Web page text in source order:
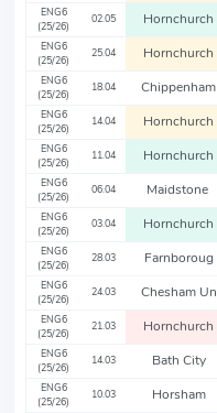
ENG6
(25/26)
02.05 Hornchurch
ENG6
(25/26)
25.04 Hornchurch
ENG6
(25/26)
18.04 Chippenham
ENG6
(25/26)
14.04 Hornchurch
ENG6
(25/26)
11.04 Hornchurch
ENG6
(25/26)
06.04 Maidstone
ENG6
(25/26)
03.04 Hornchurch
ENG6
(25/26)
28.03 Farnboroug
ENG6
(25/26)
24.03 Chesham Un
ENG6
(25/26)
21.03 Hornchurch
ENG6
(25/26)
14.03 Bath City
ENG6
(25/26)
10.03 Horsham